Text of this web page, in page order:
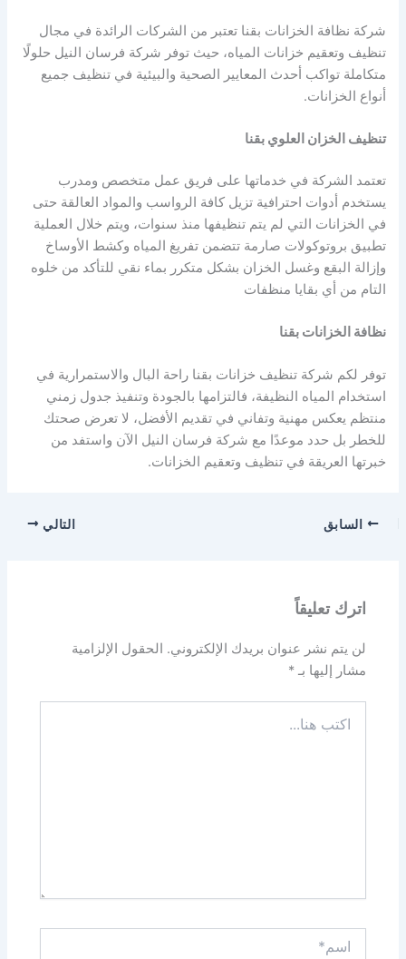
شركة نظافة الخزانات بقنا تعتبر من الشركات الرائدة في مجال
تنظيف وتعقيم خزانات المياه، حيث توفر شركة فرسان النيل حلولًا
متكاملة تواكب أحدث المعايير الصحية والبيئية في تنظيف جميع
أنواع الخزانات.
تنظيف الخزان العلوي بقنا
تعتمد الشركة في خدماتها على فريق عمل متخصص ومدرب
يستخدم أدوات احترافية تزيل كافة الرواسب والمواد العالقة حتى
في الخزانات التي لم يتم تنظيفها منذ سنوات، ويتم خلال العملية
تطبيق بروتوكولات صارمة تتضمن تفريغ المياه وكشط الأوساخ
وإزالة البقع وغسل الخزان بشكل متكرر بماء نقي للتأكد من خلوه
التام من أي بقايا منظفات
نظافة الخزانات بقنا
توفر لكم شركة تنظيف خزانات بقنا راحة البال والاستمرارية في
استخدام المياه النظيفة، فالتزامها بالجودة وتنفيذ جدول زمني
منتظم يعكس مهنية وتفاني في تقديم الأفضل، لا تعرض صحتك
للخطر بل حدد موعدًا مع شركة فرسان النيل الآن واستفد من
خبرتها العريقة في تنظيف وتعقيم الخزانات.
السابق التالي
اترك تعليقاً
لن يتم نشر عنوان بريدك الإلكتروني. الحقول الإلزامية
مشار إليها بـ*
هنا...